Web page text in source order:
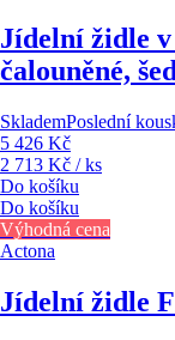
Jídelní židle
čalouněné,
SklademPoslední
5 426 Kč
2 713 Kč / ks
Do košíku
Do košíku
Výhodná cena
Actona
Jídelní židle